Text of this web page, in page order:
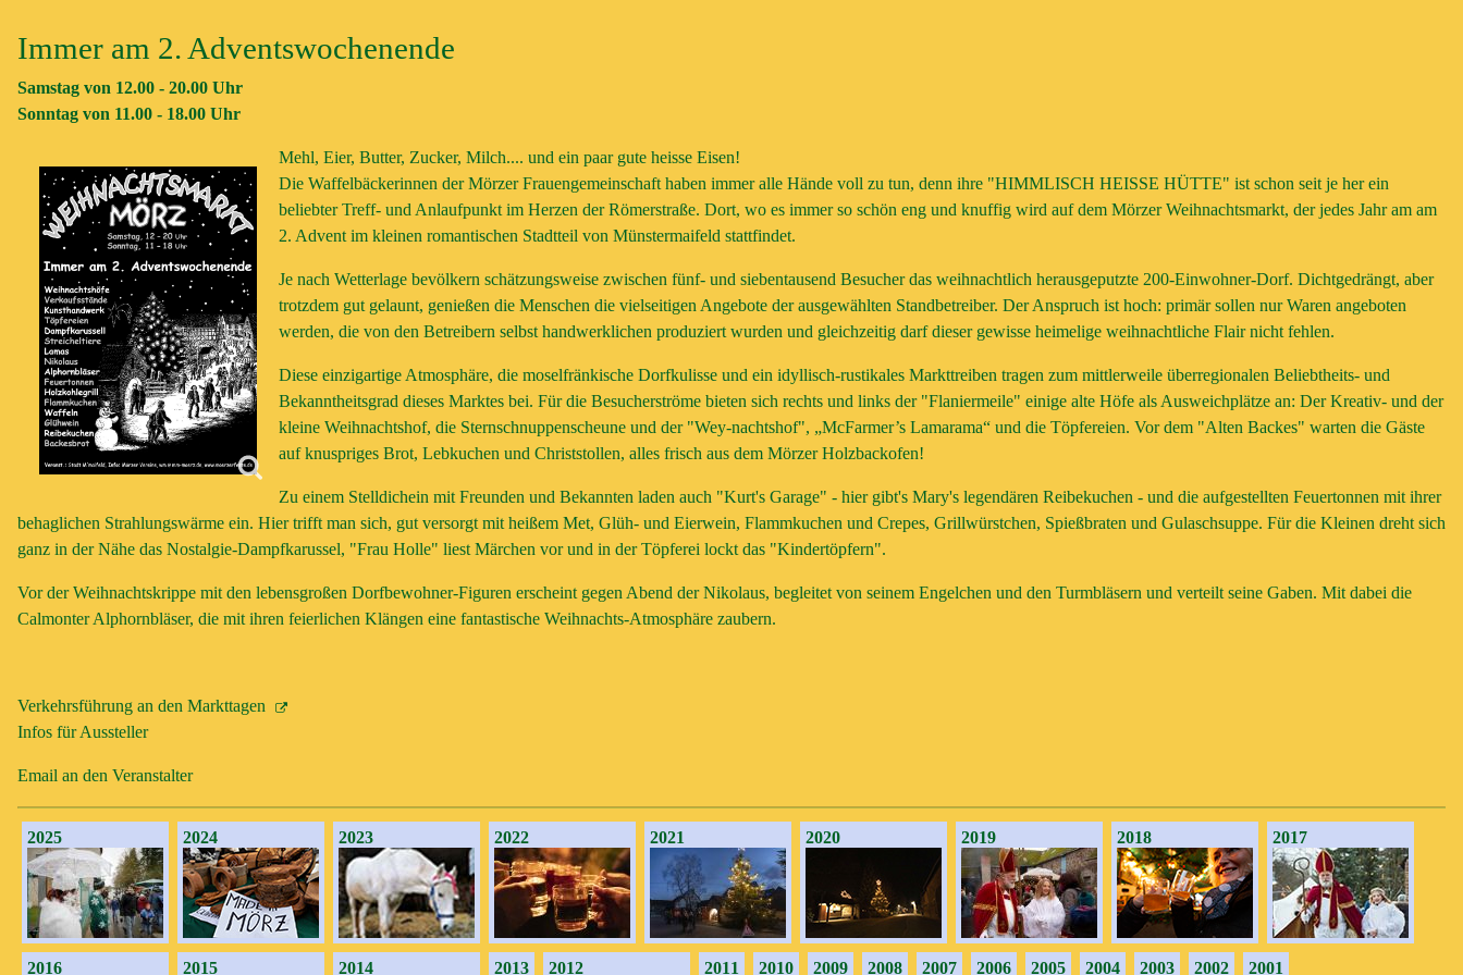
Immer am 2. Adventswochenende
Samstag von 12.00 - 20.00 Uhr
Sonntag von 11.00 - 18.00 Uhr
Mehl, Eier, Butter, Zucker, Milch.... und ein paar gute heisse Eisen!
Die Waffelbäckerinnen der Mörzer Frauengemeinschaft haben immer alle Hände voll zu tun, denn ihre "HIMMLISCH HEISSE HÜTTE" ist schon seit je her ein
beliebter Treff- und Anlaufpunkt im Herzen der Römerstraße. Dort, wo es immer so schön eng und knuffig wird auf dem Mörzer Weihnachtsmarkt, der jedes Jahr am am
2. Advent im kleinen romantischen Stadtteil von Münstermaifeld stattfindet.
Je nach Wetterlage bevölkern schätzungsweise zwischen fünf- und siebentausend Besucher das weihnachtlich herausgeputzte 200-Einwohner-Dorf. Dichtgedrängt, aber
trotzdem gut gelaunt, genießen die Menschen die vielseitigen Angebote der ausgewählten Standbetreiber. Der Anspruch ist hoch: primär sollen nur Waren angeboten
werden, die von den Betreibern selbst handwerklichen produziert wurden und gleichzeitig darf dieser gewisse heimelige weihnachtliche Flair nicht fehlen.
Diese einzigartige Atmosphäre, die moselfränkische Dorfkulisse und ein idyllisch-rustikales Markttreiben tragen zum mittlerweile überregionalen Beliebtheits- und
Bekanntheitsgrad dieses Marktes bei. Für die Besucherströme bieten sich rechts und links der "Flaniermeile" einige alte Höfe als Ausweichplätze an: Der Kreativ- und der
kleine Weihnachtshof, die Sternschnuppenscheune und der "Wey-nachtshof", „McFarmer’s Lamarama“ und die Töpfereien. Vor dem "Alten Backes" warten die Gäste
auf knuspriges Brot, Lebkuchen und Christstollen, alles frisch aus dem Mörzer Holzbackofen!
Zu einem Stelldichein mit Freunden und Bekannten laden auch "Kurt's Garage" - hier gibt's Mary's legendären Reibekuchen - und die aufgestellten Feuertonnen mit ihrer
behaglichen Strahlungswärme ein. Hier trifft man sich, gut versorgt mit heißem Met, Glüh- und Eierwein, Flammkuchen und Crepes, Grillwürstchen, Spießbraten und Gulaschsuppe. Für die Kleinen dreht sich
ganz in der Nähe das Nostalgie-Dampfkarussel, "Frau Holle" liest Märchen vor und in der Töpferei lockt das "Kindertöpfern".
Vor der Weihnachtskrippe mit den lebensgroßen Dorfbewohner-Figuren erscheint gegen Abend der Nikolaus, begleitet von seinem Engelchen und den Turmbläsern und verteilt seine Gaben. Mit dabei die
Calmonter Alphornbläser, die mit ihren feierlichen Klängen eine fantastische Weihnachts-Atmosphäre zaubern.
Verkehrsführung an den Markttagen
Infos für Aussteller
Email an den Veranstalter
2025 2024 2023 2022 2021 2020 2019 2018 2017
2016 2015 2014 2013 2012 2011 2010 2009 2008 2007 2006 2005 2004 2003 2002 2001